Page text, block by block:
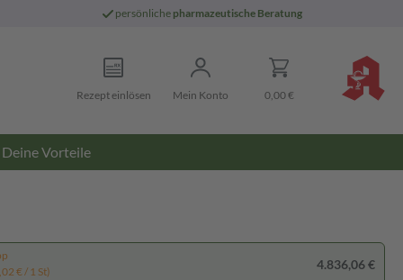
persönliche pharmazeutische Beratung
Rezept einlösen Mein Konto 0,00 €
Deine Vorteile
€ / 1 St)
4.836,06 €